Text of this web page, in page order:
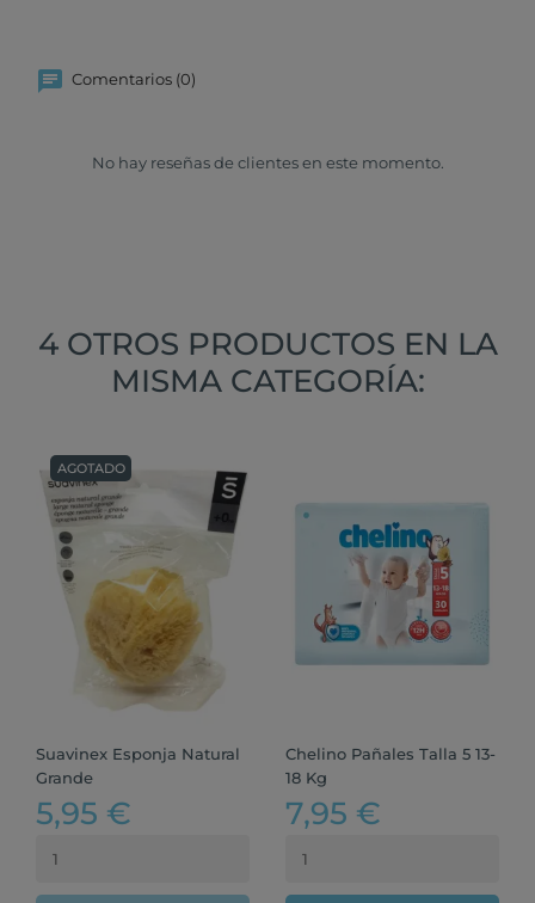
Comentarios (0)
No hay reseñas de clientes en este momento.
4 OTROS PRODUCTOS EN LA
MISMA CATEGORÍA:
Suavinex Esponja Natural
Grande
5,95 €
AGOTADO
Chelino Pañales Talla 5 13-
18 Kg
7,95 €